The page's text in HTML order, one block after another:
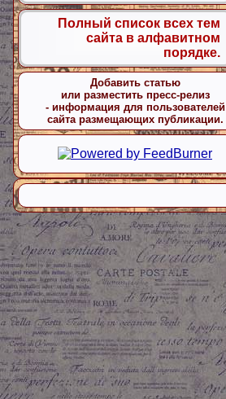
Полный список всех тем
сайта в алфавитном
порядке.
Добавить статью
или разместить пресс-релиз
- информация для пользователей
сайта размещающих публикации.